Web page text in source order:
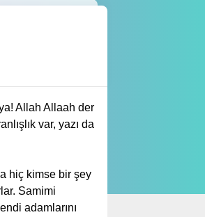
Allah Allaah der
var, yazı da
hiç kimse bir şey
Samimi
adamlarını